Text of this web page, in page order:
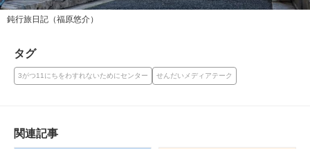
鈍行旅日記（福原悠介）
タグ
3がつ11にちをわすれないためにセンター せんだいメディアテーク
関連記事